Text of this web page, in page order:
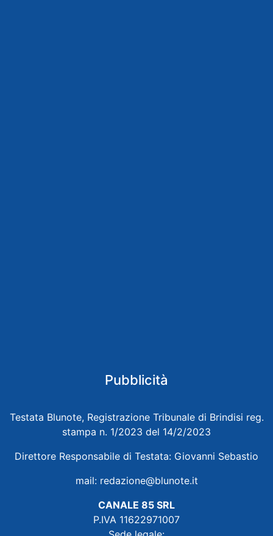
Pubblicità
Testata Blunote, Registrazione Tribunale di Brindisi reg.
stampa n. 1/2023 del 14/2/2023
Direttore Responsabile di Testata: Giovanni Sebastio
mail: redazione@blunote.it
CANALE 85 SRL
P.IVA 11622971007